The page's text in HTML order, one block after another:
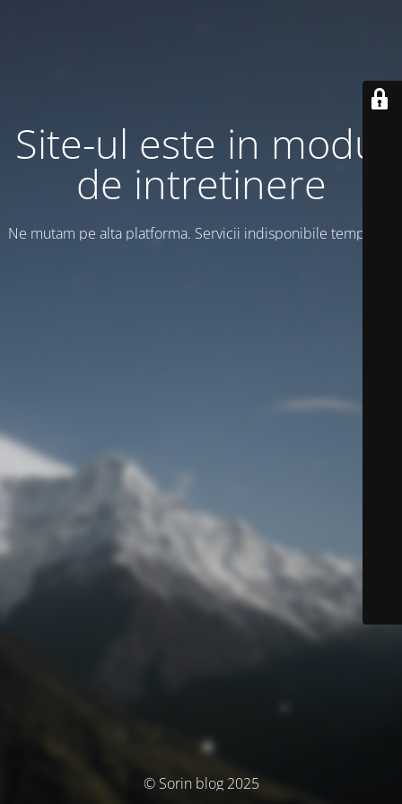
Site-ul este in modul
de intretinere
Ne mutam pe alta platforma. Servicii indisponibile temporar!
© Sorin blog 2025